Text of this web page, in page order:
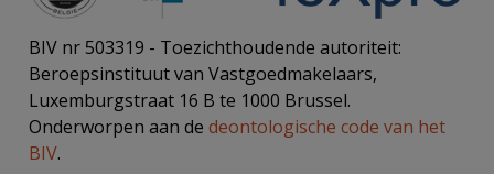
BIV nr 503319 - Toezichthoudende autoriteit:
Beroepsinstituut van Vastgoedmakelaars,
Luxemburgstraat 16 B te 1000 Brussel.
Onderworpen aan de deontologische code van het
BIV.